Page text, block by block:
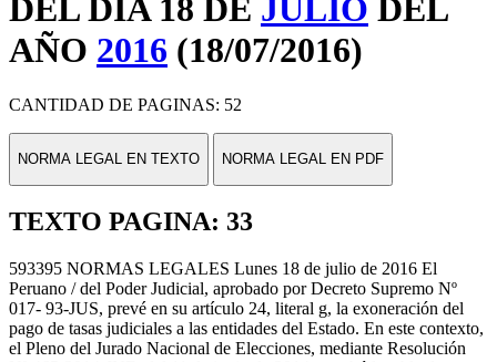
DEL DÍA 18 DE JULIO DEL
AÑO 2016 (18/07/2016)
CANTIDAD DE PAGINAS: 52
NORMA LEGAL EN TEXTO NORMA LEGAL EN PDF
TEXTO PAGINA: 33
593395 NORMAS LEGALES Lunes 18 de julio de 2016 El
Peruano / del Poder Judicial, aprobado por Decreto Supremo Nº
017- 93-JUS, prevé en su artículo 24, literal g, la exoneración del
pago de tasas judiciales a las entidades del Estado. En este contexto,
el Pleno del Jurado Nacional de Elecciones, mediante Resolución